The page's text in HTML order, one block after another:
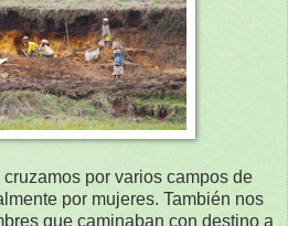
por varios campos de
por mujeres. También nos
que caminaban con destino a